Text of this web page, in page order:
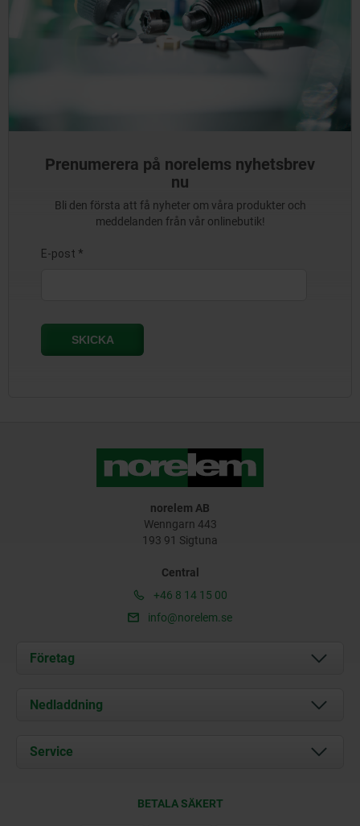
Prenumerera på norelems nyhetsbrev
nu
Bli den första att få nyheter om våra produkter och
meddelanden från vår onlinebutik!
norelem AB
Wenngarn 443
193 91 Sigtuna
Central
+46 8 14 15 00
info@norelem.se
Företag
Om oss
Kontakt
Nedladdning
Documents
Service
BETALA SÄKERT